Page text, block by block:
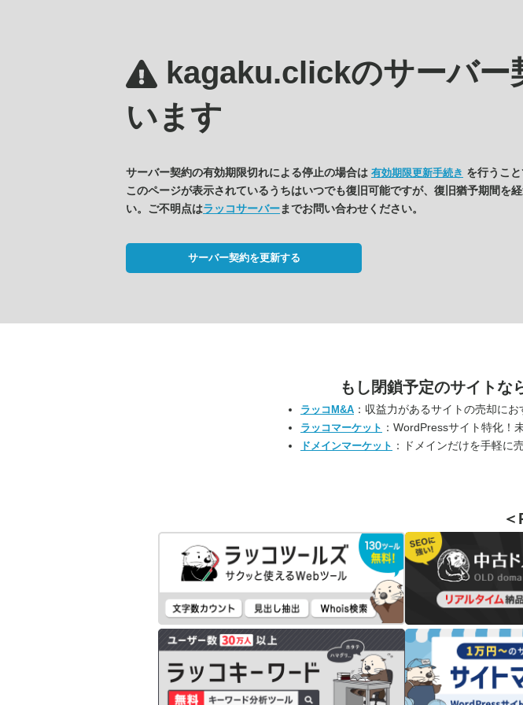
kagaku.clickのサーバー
います
サーバー契約の有効期限切れによる停止の場合は 有効期限更新手続き を行うこ
このページが表示されているうちはいつでも復旧可能ですが、復旧猶予期間を
い。ご不明点はラッコサーバーまでお問い合わせください。
サーバー契約を更新する
もし閉鎖予定のサイトな
ラッコM&A ：収益力があるサイトの売却にお
ラッコマーケット ：WordPressサイト特化！
ドメインマーケット ：ドメインだけを手軽に
＜